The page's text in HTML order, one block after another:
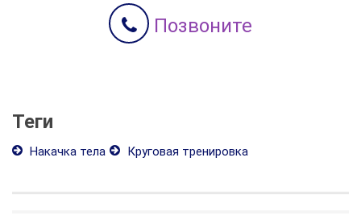
Позвоните
Теги
Накачка тела Круговая тренировка